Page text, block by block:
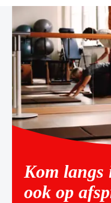
Kom langs
ook op